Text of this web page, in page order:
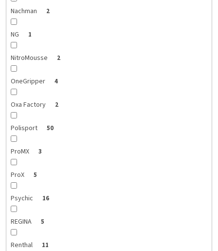
Nachman 2
NG 1
NitroMousse 2
OneGripper 4
Oxa Factory 2
Polisport 50
ProMX 3
ProX 5
Psychic 16
REGINA 5
Renthal 11